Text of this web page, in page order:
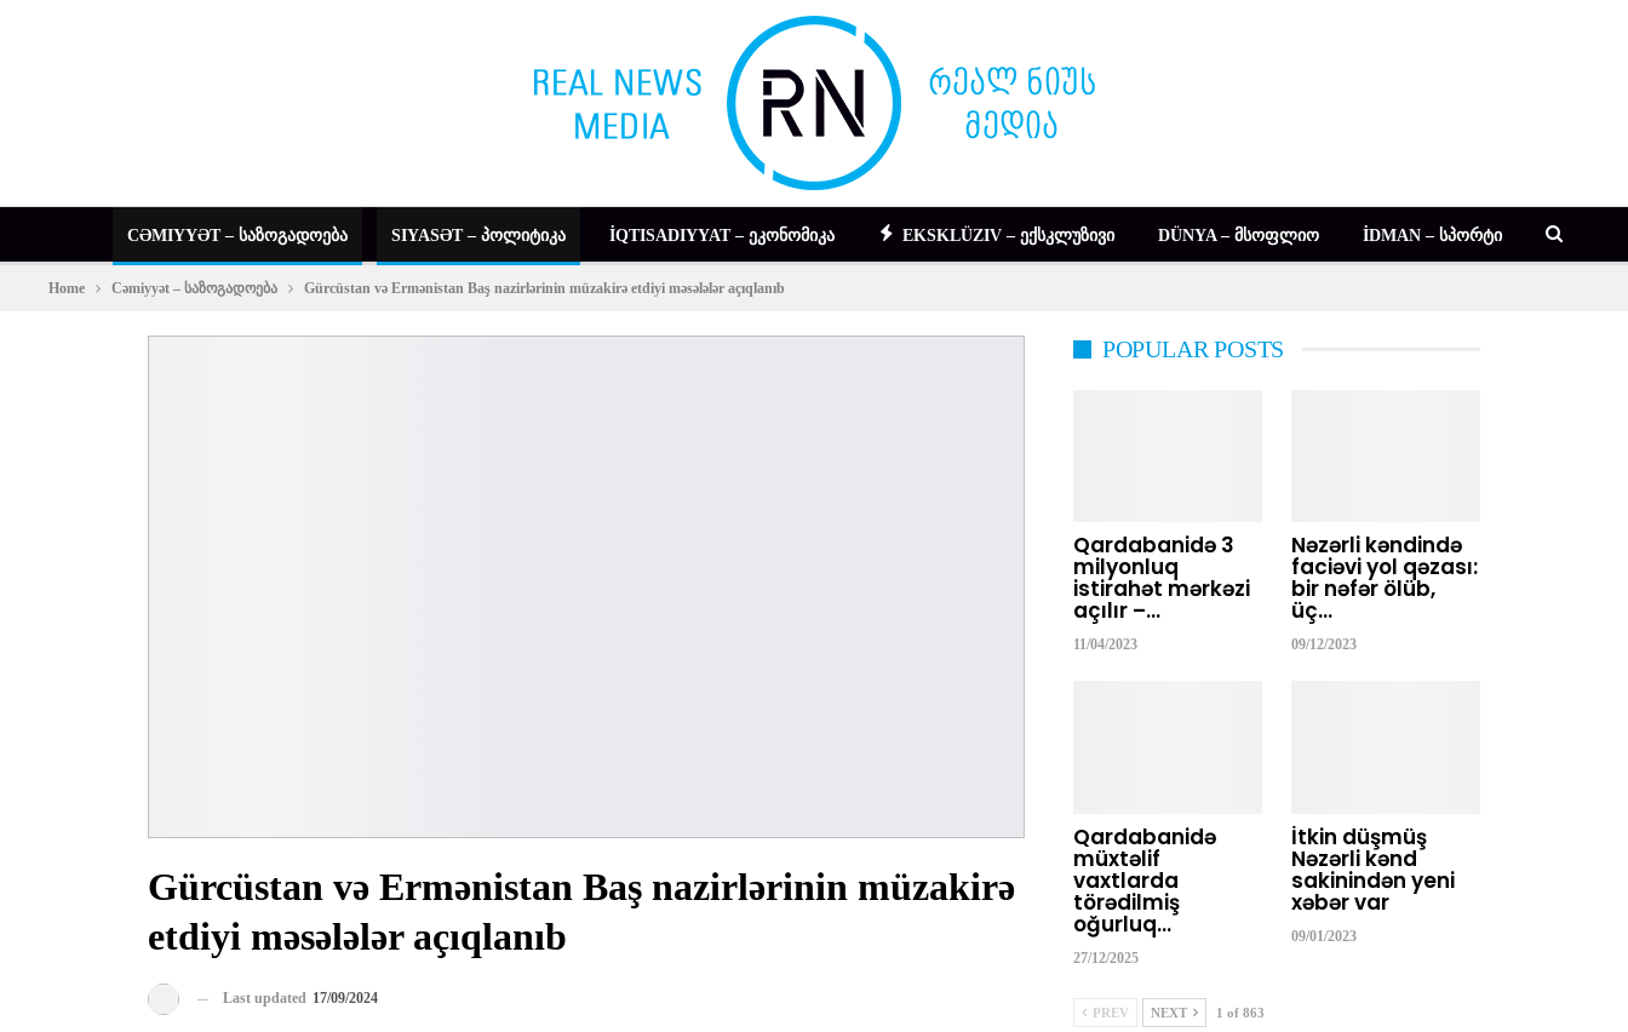
CƏMIYYƏT – ᲡᲐᲖᲝᲒᲐᲓᲝᲔᲑᲐ SIYASƏT – ᲞᲝᲚᲘᲢᲘᲙᲐ İQTISADIYYAT – ᲔᲙᲝᲜᲝᲛᲘᲙᲐ EKSKLÜZIV – ᲔᲥᲡᲙᲚᲣᲖᲘᲕᲘ DÜNYA – ᲛᲡᲝᲤᲚᲘᲝ İDMAN – ᲡᲞᲝᲠᲢᲘ
DIGƏR – ᲡᲮᲕᲐ
Home Cəmiyyət – საზოგადოება Gürcüstan və Ermənistan Baş nazirlərinin müzakirə etdiyi məsələlər açıqlanıb
Gürcüstan və Ermənistan Baş nazirlərinin müzakirə
etdiyi məsələlər açıqlanıb
Last updated 17/09/2024
POPULAR POSTS
Qardabanidə 3
milyonluq
istirahət mərkəzi
açılır –…
11/04/2023
Nəzərli kəndində
faciəvi yol qəzası:
bir nəfər ölüb,
üç…
09/12/2023
Qardabanidə
müxtəlif
vaxtlarda
törədilmiş
oğurluq…
27/12/2025
İtkin düşmüş
Nəzərli kənd
sakinindən yeni
xəbər var
09/01/2023
PREV NEXT 1 of 863